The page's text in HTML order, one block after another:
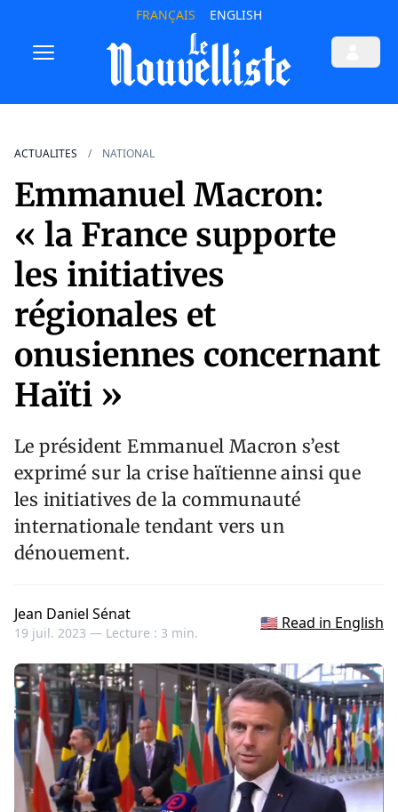
FRANÇAIS ENGLISH
ACTUALITES NATIONAL
Emmanuel Macron:
« la France supporte
les initiatives
régionales et
onusiennes concernant
Haïti »
Le président Emmanuel Macron s’est
exprimé sur la crise haïtienne ainsi que
les initiatives de la communauté
internationale tendant vers un
dénouement.
Jean Daniel Sénat
19 juil. 2023 — Lecture : 3 min.
🇺🇸 Read in English